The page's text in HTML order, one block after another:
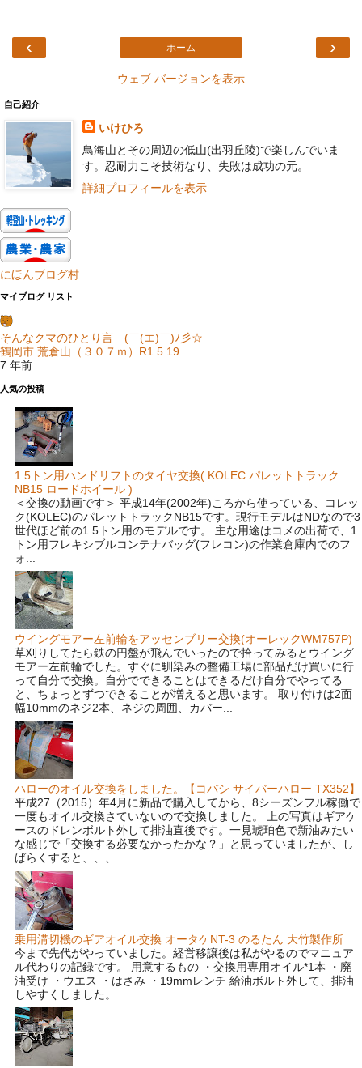
‹ ›
ホーム
ウェブ バージョンを表示
自己紹介
いけひろ
鳥海山とその周辺の低山(出羽丘陵)で楽しんでいま
す。忍耐力こそ技術なり、失敗は成功の元。
詳細プロフィールを表示
にほんブログ村
マイブログ リスト
そんなクマのひとり言 (￣(エ)￣)ﾉ彡☆
鶴岡市 荒倉山（３０７ｍ）R1.5.19
7 年前
人気の投稿
1.5トン用ハンドリフトのタイヤ交換( KOLEC パレットトラック
NB15 ロードホイール )
＜交換の動画です＞ 平成14年(2002年)ころから使っている、コレッ
ク(KOLEC)のパレットトラックNB15です。現行モデルはNDなので3
世代ほど前の1.5トン用のモデルです。 主な用途はコメの出荷で、1
トン用フレキシブルコンテナバッグ(フレコン)の作業倉庫内でのフ
ォ...
ウイングモアー左前輪をアッセンブリー交換(オーレックWM757P)
草刈りしてたら鉄の円盤が飛んでいったので拾ってみるとウイング
モアー左前輪でした。すぐに馴染みの整備工場に部品だけ買いに行
って自分で交換。自分でできることはできるだけ自分でやってる
と、ちょっとずつできることが増えると思います。 取り付けは2面
幅10mmのネジ2本、ネジの周囲、カバー...
ハローのオイル交換をしました。【コバシ サイバーハロー TX352】
平成27（2015）年4月に新品で購入してから、8シーズンフル稼働で
一度もオイル交換さていないので交換しました。 上の写真はギアケ
ースのドレンボルト外して排油直後です。一見琥珀色で新油みたい
な感じで「交換する必要なかったかな？」と思っていましたが、し
ばらくすると、、、
乗用溝切機のギアオイル交換 オータケNT-3 のるたん 大竹製作所
今まで先代がやっていました。経営移譲後は私がやるのでマニュア
ル代わりの記録です。 用意するもの ・交換用専用オイル*1本 ・廃
油受け ・ウエス ・はさみ ・19mmレンチ 給油ボルト外して、排油
しやすくしました。